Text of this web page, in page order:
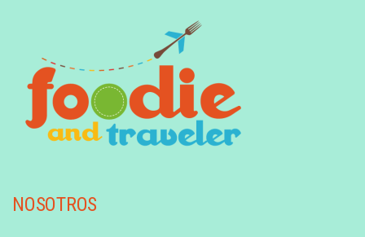
NOSOTROS